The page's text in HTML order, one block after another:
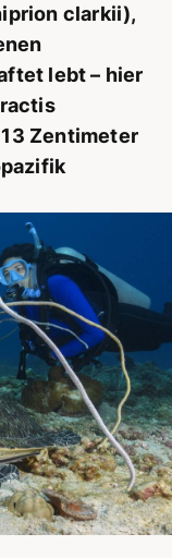
clarkii),
lebt – hier
Zentimeter